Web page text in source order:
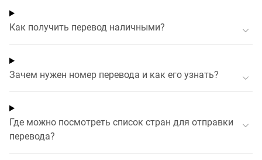
Как получить перевод наличными?
Зачем нужен номер перевода и как его узнать?
Где можно посмотреть список стран для отправки
перевода?